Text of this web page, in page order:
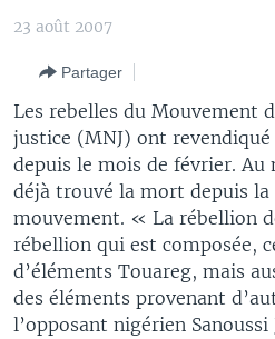
principale
Retour
rechercheFOCUS SAHEL
REPORTAGES
VOUS + NOUS
CARNET DE SANTÉ
LE MONDE AU FÉMININ
L'AMÉRIQUE ET VOUS
DIALOGUE DES RELIGIONS
RM SHOW
LINGALA
SANGO
Apprenez L'anglais
SUIVEZ-NOUS
Langues
23 août 2007
Partager
Les rebelles du Mouvement
justice (MNJ) ont
depuis le mois de février. Au
déjà trouvé la mort depuis la
mouvement. « La rébellion
rébellion qui est composée,
d’éléments Touareg, mais
des éléments provenant
l’opposant nigérien